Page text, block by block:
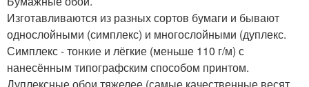
Изготавливаются из разных сортов бумаги и бывают
однослойными (симплекс) и многослойными (дуплекс.
Симплекс - тонкие и лёгкие (меньше 110 г/м) с
нанесённым типографским способом принтом.
Дуплексные обои тяжелее (самые качественные весят